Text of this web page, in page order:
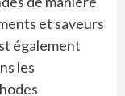
et saveurs
également
les